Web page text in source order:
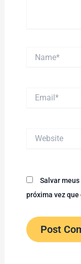
Salvar
próxima vez que